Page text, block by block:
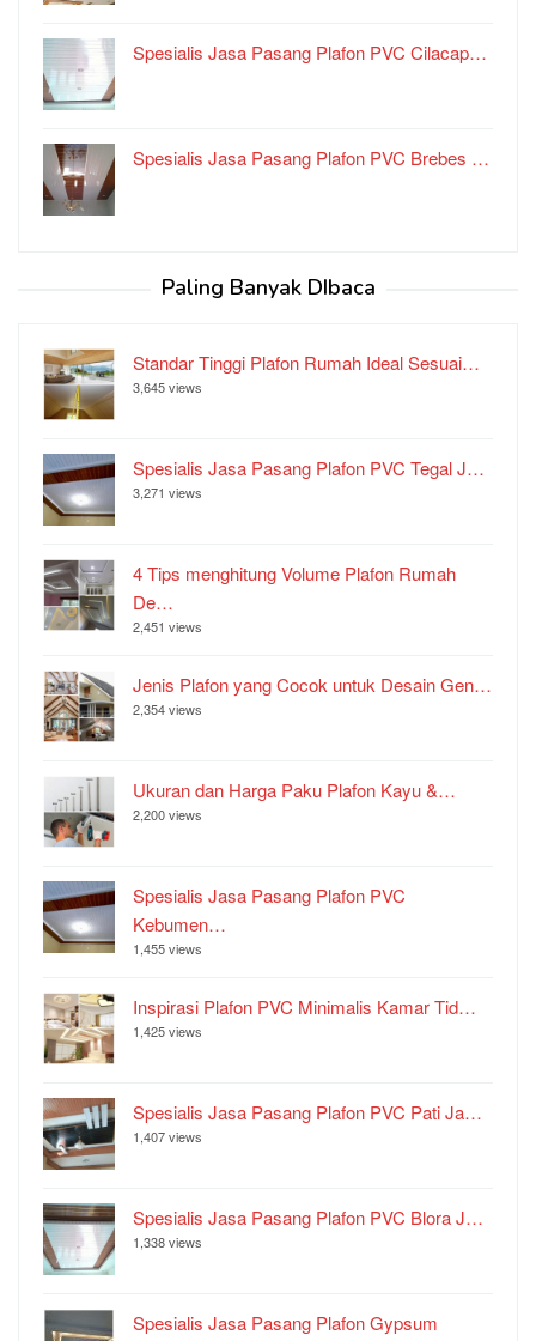
Spesialis Jasa Pasang Plafon PVC Cilacap…
Spesialis Jasa Pasang Plafon PVC Brebes …
Paling Banyak DIbaca
Standar Tinggi Plafon Rumah Ideal Sesuai…
3,645 views
Spesialis Jasa Pasang Plafon PVC Tegal J…
3,271 views
4 Tips menghitung Volume Plafon Rumah
De…
2,451 views
Jenis Plafon yang Cocok untuk Desain Gen…
2,354 views
Ukuran dan Harga Paku Plafon Kayu &…
2,200 views
Spesialis Jasa Pasang Plafon PVC
Kebumen…
1,455 views
Inspirasi Plafon PVC Minimalis Kamar Tid…
1,425 views
Spesialis Jasa Pasang Plafon PVC Pati Ja…
1,407 views
Spesialis Jasa Pasang Plafon PVC Blora J…
1,338 views
Spesialis Jasa Pasang Plafon Gypsum